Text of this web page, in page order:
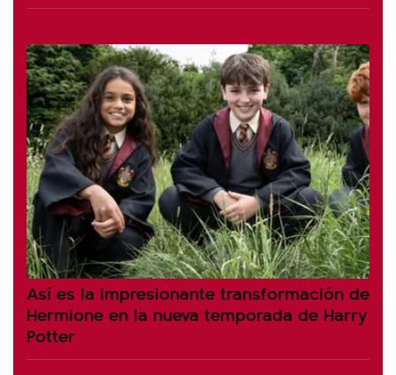
Así es la impresionante transformación de
Hermione en la nueva temporada de Harry
Potter